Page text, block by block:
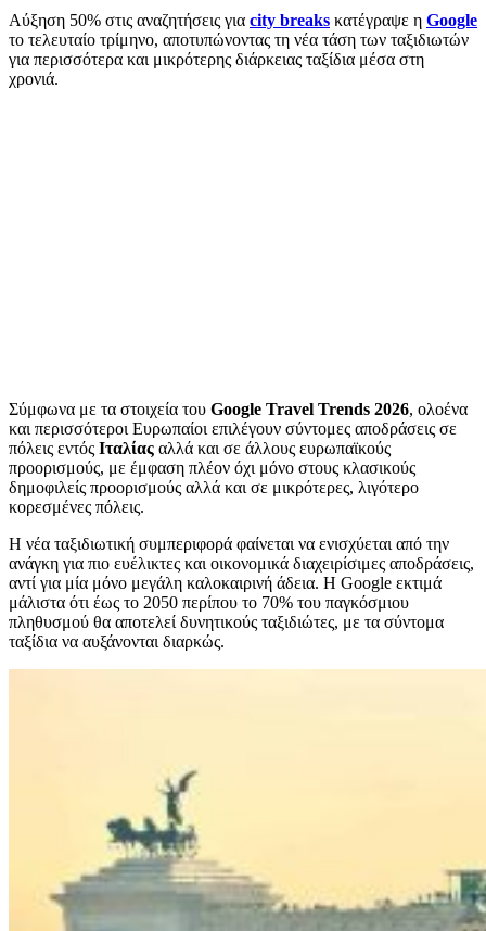
Αύξηση 50% στις αναζητήσεις για city breaks κατέγραψε η Google
το τελευταίο τρίμηνο, αποτυπώνοντας τη νέα τάση των ταξιδιωτών
για περισσότερα και μικρότερης διάρκειας ταξίδια μέσα στη
χρονιά.
Σύμφωνα με τα στοιχεία του Google Travel Trends 2026, ολοένα
και περισσότεροι Ευρωπαίοι επιλέγουν σύντομες αποδράσεις σε
πόλεις εντός Ιταλίας αλλά και σε άλλους ευρωπαϊκούς
προορισμούς, με έμφαση πλέον όχι μόνο στους κλασικούς
δημοφιλείς προορισμούς αλλά και σε μικρότερες, λιγότερο
κορεσμένες πόλεις.
Η νέα ταξιδιωτική συμπεριφορά φαίνεται να ενισχύεται από την
ανάγκη για πιο ευέλικτες και οικονομικά διαχειρίσιμες αποδράσεις,
αντί για μία μόνο μεγάλη καλοκαιρινή άδεια. Η Google εκτιμά
μάλιστα ότι έως το 2050 περίπου το 70% του παγκόσμιου
πληθυσμού θα αποτελεί δυνητικούς ταξιδιώτες, με τα σύντομα
ταξίδια να αυξάνονται διαρκώς.